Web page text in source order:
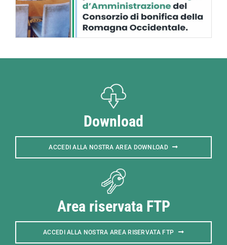
Download
ACCEDI ALLA NOSTRA AREA DOWNLOAD
Area riservata FTP
ACCEDI ALLA NOSTRA AREA RISERVATA FTP